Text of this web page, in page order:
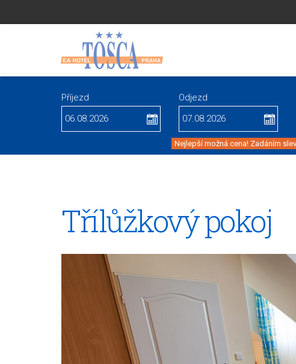
Příjezd Odjezd
Nejlepší možná cena! Zadáním
Třílůžkový pokoj